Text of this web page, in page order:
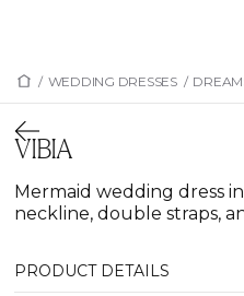
/ WEDDING DRESSES /
VIBIA
Mermaid wedding dress
neckline, double straps,
PRODUCT DETAILS